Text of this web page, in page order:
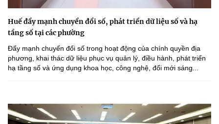
Huế đẩy mạnh chuyển đổi số, phát triển dữ liệu số và hạ
tầng số tại các phường
Đẩy mạnh chuyển đổi số trong hoạt động của chính quyền địa
phương, khai thác dữ liệu phục vụ quản lý, điều hành, phát triển
hạ tầng số và ứng dụng khoa học, công nghệ, đổi mới sáng...